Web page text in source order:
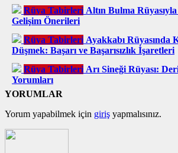
Rüya Tabirleri Altın Bulma
Gelişim Önerileri
Rüya Tabirleri Ayakkabı Rüyasında
Düşmek: Başarı ve Başarısızlık İşaretleri
Rüya Tabirleri Arı Sineği Rüyası:
Yorumları
YORUMLAR
Yorum yapabilmek için giriş yapmalısınız.